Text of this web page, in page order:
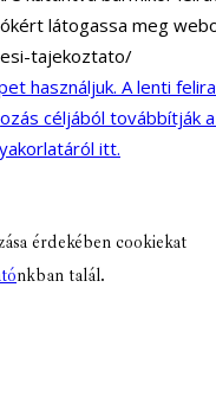
látogassa meg
tajekoztato/
használjuk. A lenti
céljából továbbítják
itt.
érdekében cookiekat
nkban talál.